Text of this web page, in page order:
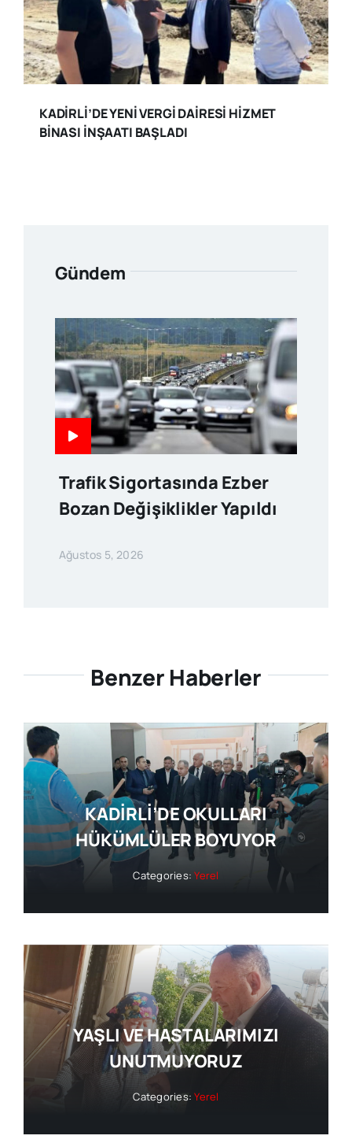
KADİRLİ’DE YENİ VERGİ DAİRESİ HİZMET
BİNASI İNŞAATI BAŞLADI
Gündem
Trafik Sigortasında Ezber
Bozan Değişiklikler Yapıldı
Ağustos 5, 2026
Benzer Haberler
KADİRLİ’DE OKULLARI
HÜKÜMLÜLER BOYUYOR
Categories:Yerel
YAŞLI VE HASTALARIMIZI
UNUTMUYORUZ
Categories:Yerel